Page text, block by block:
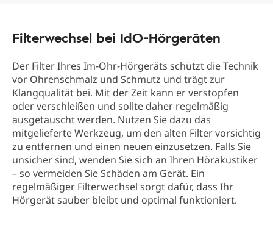
Filterwechsel bei IdO-Hörgeräten
Der Filter Ihres Im-Ohr-Hörgeräts schützt die Technik
vor Ohrenschmalz und Schmutz und trägt zur
Klangqualität bei. Mit der Zeit kann er verstopfen
oder verschleißen und sollte daher regelmäßig
ausgetauscht werden. Nutzen Sie dazu das
mitgelieferte Werkzeug, um den alten Filter vorsichtig
zu entfernen und einen neuen einzusetzen. Falls Sie
unsicher sind, wenden Sie sich an Ihren Hörakustiker
– so vermeiden Sie Schäden am Gerät. Ein
regelmäßiger Filterwechsel sorgt dafür, dass Ihr
Hörgerät sauber bleibt und optimal funktioniert.